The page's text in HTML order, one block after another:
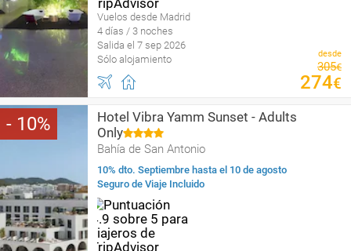
Vuelos desde Madrid
4 días / 3 noches
Salida el 7 sep 2026
Sólo alojamiento
desde
305€
274€
10
Hotel Vibra Yamm Sunset - Adults
Only
Bahía de San Antonio
10% dto. Septiembre hasta el 10 de agosto
Seguro de Viaje Incluido